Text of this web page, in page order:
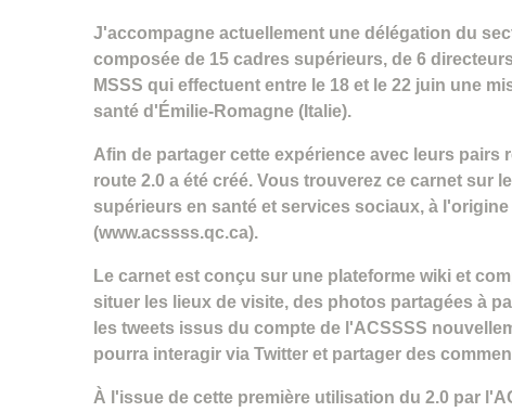
J'accompagne actuellement une délégation du
composée de 15 cadres supérieurs, de 6
MSSS qui effectuent entre le 18 et le 22 juin une
santé d'Émilie-Romagne (Italie).
Afin de partager cette expérience avec leurs pairs
route 2.0 a été créé. Vous trouverez ce carnet sur
supérieurs en santé et services sociaux, à
(www.acssss.qc.ca).
Le carnet est conçu sur une plateforme wiki et
situer les lieux de visite, des photos partagées à
les tweets issus du compte de l'ACSSSS
pourra interagir via Twitter et partager des
À l'issue de cette première utilisation du 2.0 par